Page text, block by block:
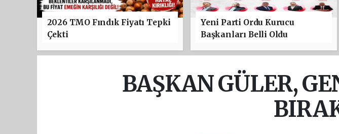
2026 TMO Fındık Fiyatı Tepki
Çekti
Yeni Parti Ordu Kurucu
Başkanları Belli Oldu
BAŞKAN GÜLER,